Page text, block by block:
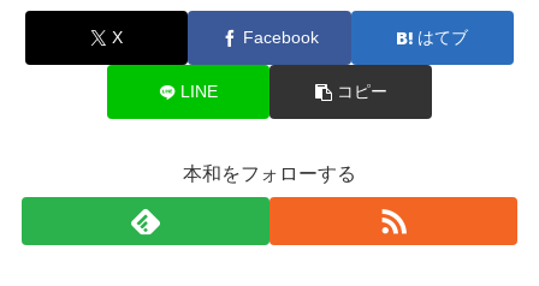
X Facebook はてブ
LINE コピー
本和をフォローする